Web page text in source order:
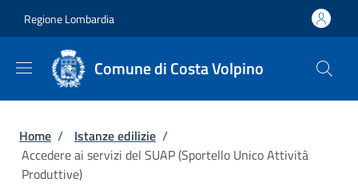
Regione Lombardia
Comune di Costa Volpino
Briciole di pane
Home / Istanze edilizie /
Accedere ai servizi del SUAP (Sportello Unico Attività
Produttive)